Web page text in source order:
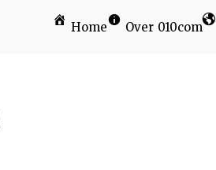
Home Over 010com